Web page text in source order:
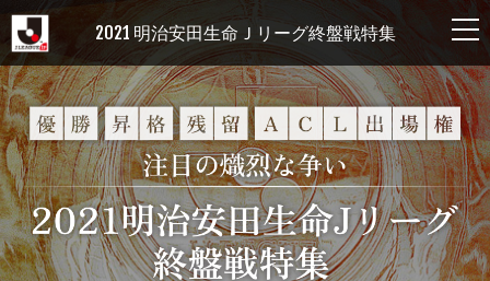
2021 明治安田生命Ｊリーグ終盤戦特集